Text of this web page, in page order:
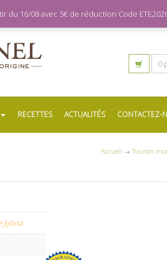
0
RECETTES ACTUALITÉS CONTACTEZ-
Accueil →Touron
Jijona
du 16/08 avec 5€ de réduction Code